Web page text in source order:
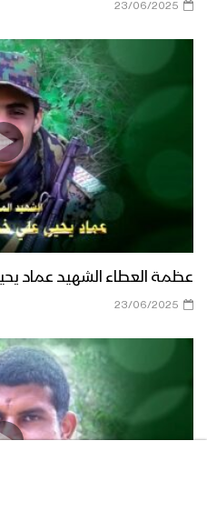
23/06/2025
عظمة العطاء الشهيد عماد
23/06/2025